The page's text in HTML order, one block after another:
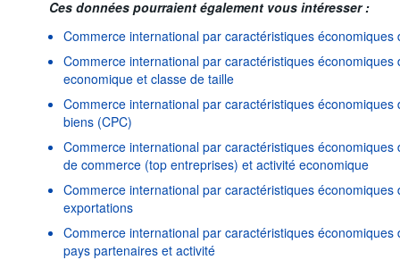
Ces données pourraient également vous intéresser :
Commerce international par caractéristiques économiques
Commerce international par caractéristiques
economique et classe de taille
Commerce international par caractéristiques
biens (CPC)
Commerce international par caractéristiques
de commerce (top entreprises) et activité economique
Commerce international par caractéristiques
exportations
Commerce international par caractéristiques
pays partenaires et activité